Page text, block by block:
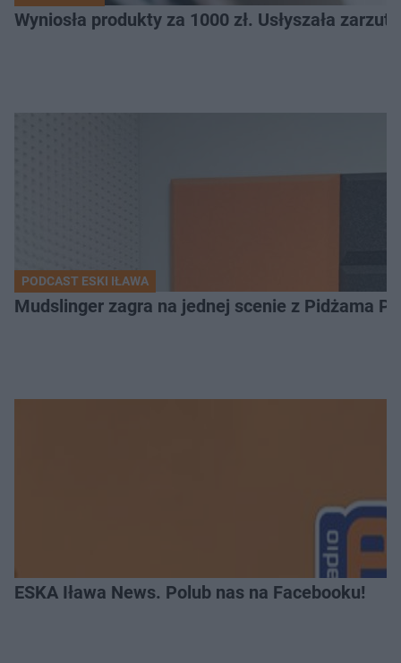
Wyniosła produkty za 1000 zł. Usłyszała zarzuty
PODCAST ESKI IŁAWA
Mudslinger zagra na jednej scenie z Pidżama
ESKA Iława News. Polub nas na Facebooku!